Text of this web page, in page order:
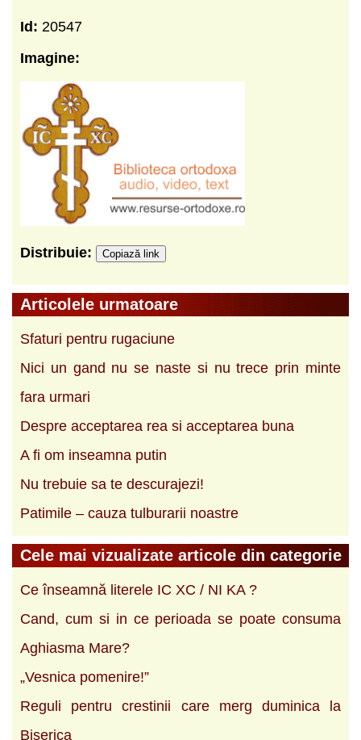
Id: 20547
Imagine:
Distribuie: Copiază link
Articolele urmatoare
Sfaturi pentru rugaciune
Nici un gand nu se naste si nu trece prin minte
fara urmari
Despre acceptarea rea si acceptarea buna
A fi om inseamna putin
Nu trebuie sa te descurajezi!
Patimile – cauza tulburarii noastre
Cele mai vizualizate articole din categorie
Ce înseamnă literele IC XC / NI KA ?
Cand, cum si in ce perioada se poate consuma
Aghiasma Mare?
„Vesnica pomenire!”
Reguli pentru crestinii care merg duminica la
Biserica